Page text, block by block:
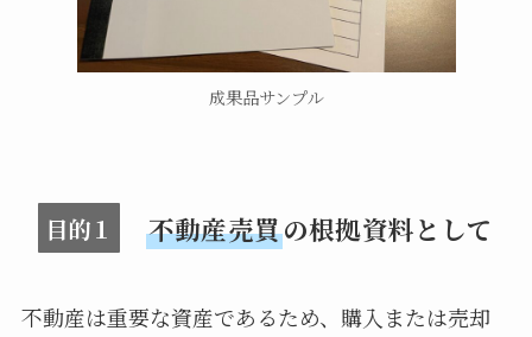
成果品サンプル
目的１ 不動産売買の根拠資料として
不動産は重要な資産であるため、購入または売却